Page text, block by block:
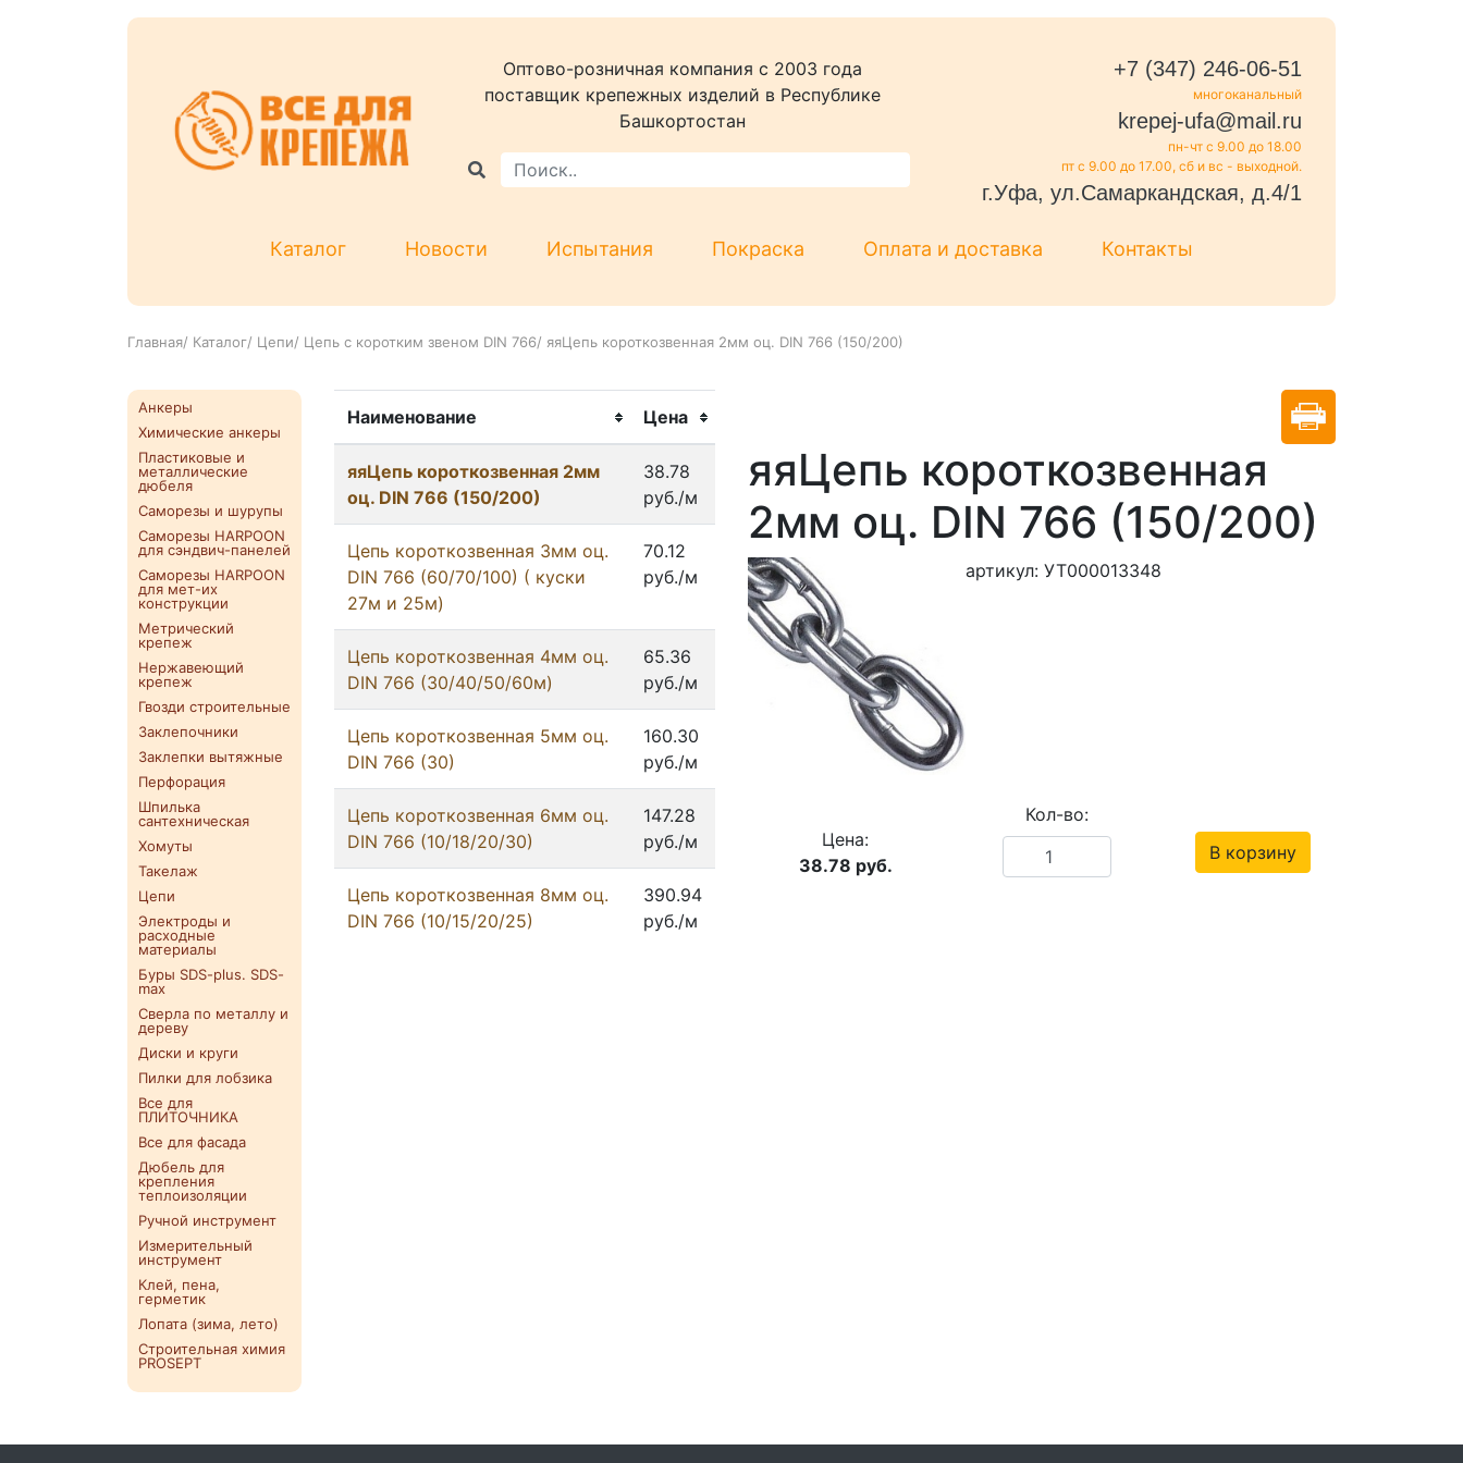
Оптово-розничная компания c 2003 года
поставщик крепежных изделий в Республике
Башкортостан
+7 (347) 246-06-51
многоканальный
krepej-ufa@mail.ru
пн-чт с 9.00 до 18.00
пт с 9.00 до 17.00, сб и вс - выходной.
г.Уфа, ул.Самаркандская, д.4/1
Каталог Новости Испытания Покраска Оплата и доставка Контакты
Главная/ Каталог/ Цепи/ Цепь с коротким звеном DIN 766/ яяЦепь короткозвенная 2мм оц. DIN 766 (150/200)
Анкеры
Химические анкеры
Пластиковые и
металлические
дюбеля
Саморезы и шурупы
Саморезы HARPOON
для сэндвич-панелей
Саморезы HARPOON
для мет-их
конструкции
Метрический
крепеж
Нержавеющий
крепеж
Гвозди строительные
Заклепочники
Заклепки вытяжные
Перфорация
Шпилька
сантехническая
Хомуты
Такелаж
Цепи
Электроды и
расходные
материалы
Буры SDS-plus. SDS-
max
Сверла по металлу и
дереву
Диски и круги
Пилки для лобзика
Все для
ПЛИТОЧНИКА
Все для фасада
Дюбель для
крепления
теплоизоляции
Ручной инструмент
Измерительный
инструмент
Клей, пена,
герметик
Лопата (зима, лето)
Строительная химия
PROSEPT
Наименование Цена
яяЦепь короткозвенная 2мм
оц. DIN 766 (150/200)
38.78
руб./м
Цепь короткозвенная 3мм оц.
DIN 766 (60/70/100) ( куски
27м и 25м)
70.12
руб./м
Цепь короткозвенная 4мм оц.
DIN 766 (30/40/50/60м)
65.36
руб./м
Цепь короткозвенная 5мм оц.
DIN 766 (30)
160.30
руб./м
Цепь короткозвенная 6мм оц.
DIN 766 (10/18/20/30)
147.28
руб./м
Цепь короткозвенная 8мм оц.
DIN 766 (10/15/20/25)
390.94
руб./м
яяЦепь короткозвенная
2мм оц. DIN 766 (150/200)
артикул: УТ000013348
Цена:
38.78 руб.
Кол-во:
В корзину